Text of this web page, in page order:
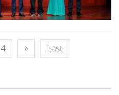
4 » Last